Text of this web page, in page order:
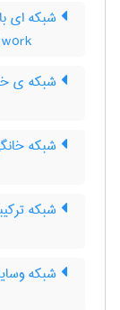
شبکه ای
شبکه ی
شبکه
شبکه
شبکه